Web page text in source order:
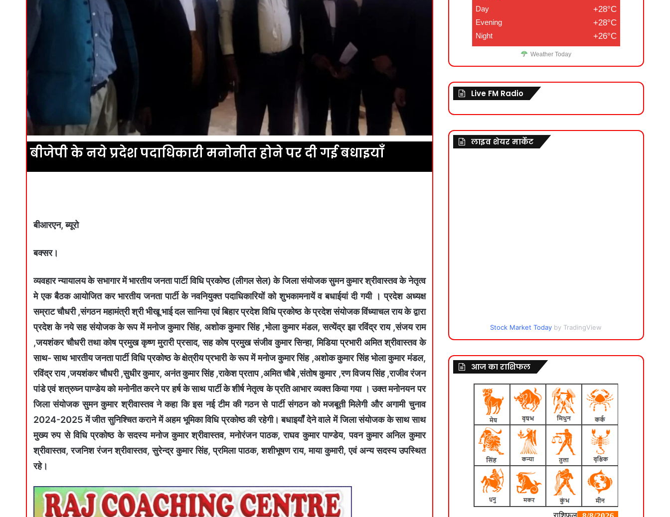
बीजेपी के नये प्रदेश पदाधिकारी मनोनीत होने पर दी गई बधाइयाँ
बीआरएन, ब्यूरो
बक्सर।
व्यवहार न्यायालय के सभागार में भारतीय जनता पार्टी विधि प्रकोष्ठ (लीगल सेल) के जिला संयोजक सुमन कुमार श्रीवास्तव के नेतृत्व
मे एक बैठक आयोजित कर भारतीय जनता पार्टी के नवनियुक्त पदाधिकारियों को शुभकामनायें व बधाईयां दी गयी । प्रदेश अध्यक्ष
सम्राट चौधरी ,संगठन महामंत्री श्री भीखू भाई दल सानिया एवं बिहार प्रदेश विधि प्रकोष्ठ के प्रदेश संयोजक विंध्याचल राय के द्वारा
प्रदेश के नये सह संयोजक के रूप में मनोज कुमार सिंह, अशोक कुमार सिंह ,भोला कुमार मंडल, सत्येंद्र झा रविंद्र राय ,संजय राम
,जयशंकर चौधरी तथा कोष प्रमुख कृष्ण मुरारी प्रसाद, सह कोष प्रमुख संजीव कुमार सिन्हा, मिडिया प्रभारी अमित श्रीवास्तव के
साथ- साथ भारतीय जनता पार्टी विधि प्रकोष्ठ के क्षेत्रीय प्रभारी के रूप में मनोज कुमार सिंह ,अशोक कुमार सिंह भोला कुमार मंडल,
रविंद्र राय ,जयशंकर चौधरी ,सुधीर कुमार, अनंत कुमार सिंह ,राकेश प्रताप ,अमित चौबे ,संतोष कुमार ,रण विजय सिंह ,राजीव रंजन
पांडे एवं शत्रुघ्न पाण्डेय को मनोनीत करने पर हर्ष के साथ पार्टी के शीर्ष नेतृत्व के प्रति आभार व्यक्त किया गया । उक्त मनोनयन पर
जिला संयोजक सुमन कुमार श्रीवास्तव ने कहा कि इस नई टीम की गठन से पार्टी संगठन को मजबूती मिलेगी और अगामी चुनाव
2024-2025 में जीत सुनिश्चित कराने में अहम भूमिका विधि प्रकोष्ठ की रहेगी। बधाइयाँ देने वाले में जिला संयोजक के साथ साथ
मुख्य रुप से विधि प्रकोष्ठ के सदस्य मनोज कुमार श्रीवास्तव, मनोरंजन पाठक, राघव कुमार पाण्डेय, पवन कुमार अनिल कुमार
श्रीवास्तव, रजनिश रंजन श्रीवास्तव, सुरेन्द्र कुमार सिंह, प्रमिला पाठक, शशीभूषण राय, माया कुमारी, एवं अन्य सदस्य उपस्थित
रहे।
Day +28°C
Evening +28°C
Night +26°C
Weather Today
Live FM Radio
लाइव शेयर मार्केट
Stock Market Today by TradingView
आज का राशिफल